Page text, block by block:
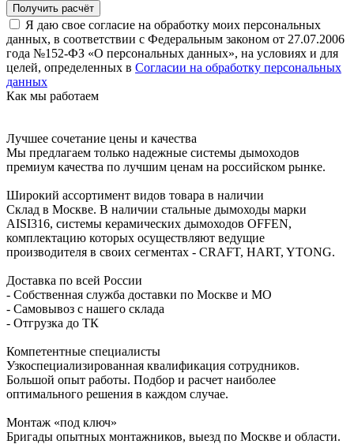
Я даю свое согласие на обработку моих персональных
данных, в соответствии с Федеральным законом от 27.07.2006
года №152-ФЗ «О персональных данных», на условиях и для
целей, определенных в Согласии на обработку персональных
данных
Как мы работаем
Лучшее сочетание цены и качества
Мы предлагаем только надежные системы дымоходов
премиум качества по лучшим ценам на российском рынке.
Широкий ассортимент видов товара в наличии
Склад в Москве. В наличии стальные дымоходы марки
AISI316, системы керамических дымоходов OFFEN,
комплектацию которых осуществляют ведущие
производителя в своих сегментах - CRAFT, HART, YTONG.
Доставка по всей России
- Собственная служба доставки по Москве и МО
- Самовывоз с нашего склада
- Отгрузка до ТК
Компетентные специалисты
Узкоспециализированная квалификация сотрудников.
Большой опыт работы. Подбор и расчет наиболее
оптимального решения в каждом случае.
Монтаж «под ключ»
Бригады опытных монтажников, выезд по Москве и области.